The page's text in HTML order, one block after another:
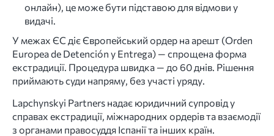
онлайн), це може бути підставою для відмови у
видачі.
У межах ЄС діє Європейський ордер на арешт (Orden
Europea de Detención y Entrega) — спрощена форма
екстрадиції. Процедура швидка — до 60 днів. Рішення
приймають суди напряму, без участі уряду.
Lapchynskyi Partners надає юридичний супровід у
справах екстрадиції, міжнародних ордерів та взаємодії
з органами правосуддя Іспанії та інших країн.